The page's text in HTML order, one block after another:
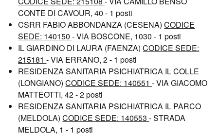
CONTE DI CAVOUR, 40 - 1 posti
CSRR FABIO ABBONDANZA (CESENA)CODICE
SEDE: 140150- VIA BOSCONE, 1030 - 1 posti
IL GIARDINO DI LAURA (FAENZA)CODICE SEDE:
215181- VIA ERRANO, 2 - 1 posti
RESIDENZA SANITARIA PSICHIATRICA IL COLLE
(LONGIANO)CODICE SEDE: 140551- VIA GIACOMO
MATTEOTTI, 42 - 2 posti
RESIDENZA SANITARIA PSICHIATRICA IL PARCO
(MELDOLA)CODICE SEDE: 140553- STRADA
MELDOLA, 1 - 1 posti